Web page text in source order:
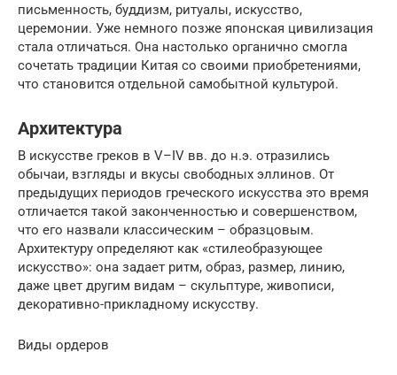
письменность, буддизм, ритуалы, искусство,
церемонии. Уже немного позже японская цивилизация
стала отличаться. Она настолько органично смогла
сочетать традиции Китая со своими приобретениями,
что становится отдельной самобытной культурой.
Архитектура
В искусстве греков в V–IV вв. до н.э. отразились
обычаи, взгляды и вкусы свободных эллинов. От
предыдущих периодов греческого искусства это время
отличается такой законченностью и совершенством,
что его назвали классическим – образцовым.
Архитектуру определяют как «стилеобразующее
искусство»: она задает ритм, образ, размер, линию,
даже цвет другим видам – скульптуре, живописи,
декоративно-прикладному искусству.
Виды ордеров